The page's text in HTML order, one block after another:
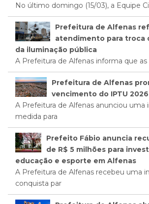
No último domingo (15/03), a Equipe
Prefeitura de Alfenas
atendimento para troca
da iluminação pública
A Prefeitura de Alfenas informa que as
Prefeitura de Alfenas
vencimento do IPTU
A Prefeitura de Alfenas anunciou uma
medida para
Prefeito Fábio anuncia
de R$ 5 milhões para
educação e esporte em Alfenas
A Prefeitura de Alfenas recebeu uma
conquista par